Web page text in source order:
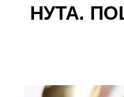
НУТА.